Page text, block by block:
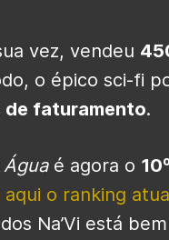
vez, vendeu
o épico sci-fi
de faturamento.
é agora o
aqui o ranking
Na’Vi está